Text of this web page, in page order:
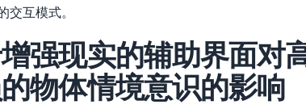
交互模式。
强现实的辅助界面对
物体情境意识的影响